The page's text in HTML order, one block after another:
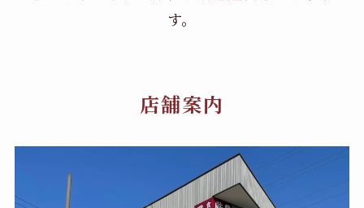
す。
店舗案内